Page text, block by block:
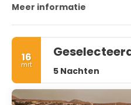
Meer informatie
16
mrt
5 Nachten